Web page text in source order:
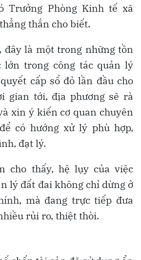
Trưởng Phòng Kinh tế xã
thắn cho biết.
đây là một trong những tồn
lớn trong công tác quản lý
cấp sổ đỏ lần đầu cho
gian tới, địa phương sẽ rà
xin ý kiến cơ quan chuyên
có hướng xử lý phù hợp,
đạt lý.
cho thấy, hệ lụy của việc
lý đất đai không chỉ dừng ở
mà đang trực tiếp đưa
rủi ro, thiệt thòi.